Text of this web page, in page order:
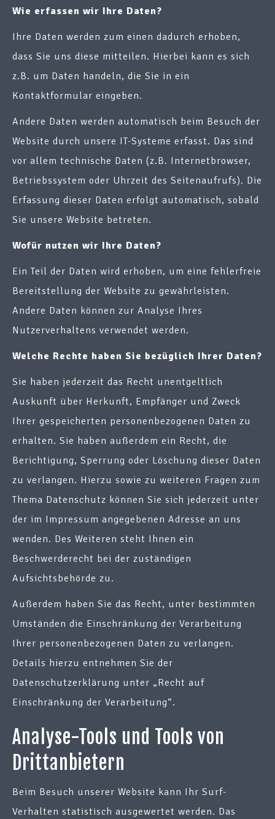
Wie erfassen wir Ihre Daten?
Ihre Daten werden zum einen dadurch erhoben,
dass Sie uns diese mitteilen. Hierbei kann es sich
z.B. um Daten handeln, die Sie in ein
Kontaktformular eingeben.
Andere Daten werden automatisch beim Besuch der
Website durch unsere IT-Systeme erfasst. Das sind
vor allem technische Daten (z.B. Internetbrowser,
Betriebssystem oder Uhrzeit des Seitenaufrufs). Die
Erfassung dieser Daten erfolgt automatisch, sobald
Sie unsere Website betreten.
Wofür nutzen wir Ihre Daten?
Ein Teil der Daten wird erhoben, um eine fehlerfreie
Bereitstellung der Website zu gewährleisten.
Andere Daten können zur Analyse Ihres
Nutzerverhaltens verwendet werden.
Welche Rechte haben Sie bezüglich Ihrer Daten?
Sie haben jederzeit das Recht unentgeltlich
Auskunft über Herkunft, Empfänger und Zweck
Ihrer gespeicherten personenbezogenen Daten zu
erhalten. Sie haben außerdem ein Recht, die
Berichtigung, Sperrung oder Löschung dieser Daten
zu verlangen. Hierzu sowie zu weiteren Fragen zum
Thema Datenschutz können Sie sich jederzeit unter
der im Impressum angegebenen Adresse an uns
wenden. Des Weiteren steht Ihnen ein
Beschwerderecht bei der zuständigen
Aufsichtsbehörde zu.
Außerdem haben Sie das Recht, unter bestimmten
Umständen die Einschränkung der Verarbeitung
Ihrer personenbezogenen Daten zu verlangen.
Details hierzu entnehmen Sie der
Datenschutzerklärung unter „Recht auf
Einschränkung der Verarbeitung“.
Analyse-Tools und Tools von
Drittanbietern
Beim Besuch unserer Website kann Ihr Surf-
Verhalten statistisch ausgewertet werden. Das